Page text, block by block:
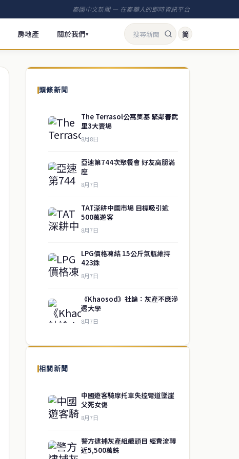
泰國中文新聞 — 在泰華人的即時資訊平台
房地產 關於我們▾ 简
頭條新聞
The Terrasol公寓奠基 緊鄰春武
里3大賣場
8月8日
亞速第744次聚餐會 好友高朋滿
座
8月7日
TAT深耕中國市場 目標吸引逾
500萬遊客
8月7日
LPG價格凍結 15公斤氣瓶維持
423銖
8月7日
《Khaosod》社論：灰產不應滲
透大學
8月7日
相關新聞
中國遊客騎摩托車失控彎道墜崖
父死女傷
8月7日
警方逮捕灰產組織頭目 經費流轉
近5,500萬銖